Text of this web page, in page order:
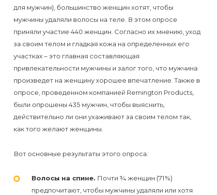
Эпиляция
первый
раз
перед
важным
событием
к
нужно
для мужчин), большинство женщин хотят, чтобы
мужчины удаляли волосы на теле. В этом опросе
приняли участие 440 женщин. Согласно их мнению, уход
за своим телом и гладкая кожа на определенных его
участках – это главная составляющая
привлекательности мужчины и залог того, что мужчина
произведет на женщину хорошее впечатление. Также в
опросе, проведенном компанией Remington Products,
были опрошены 435 мужчин, чтобы выяснить,
действительно ли они ухаживают за своим телом так,
как того желают женщины.
Вот основные результаты этого опроса:
Волосы на спине. Почти ¾ женщин (71%)
предпочитают, чтобы мужчины удаляли или хотя